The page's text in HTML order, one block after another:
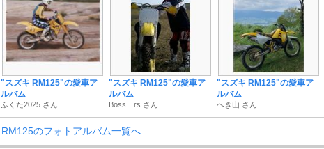
"スズキ RM125"の愛車ア
ルバム
ふくた2025 さん
"スズキ RM125"の愛車ア
ルバム
Boss rs さん
"スズキ RM125"の愛車ア
ルバム
へき山 さん
RM125のフォトアルバム一覧へ